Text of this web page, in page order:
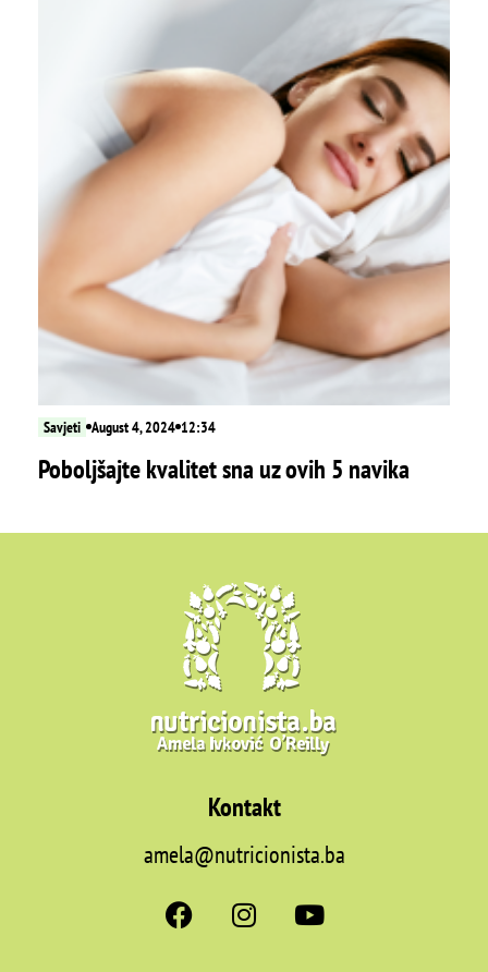
Savjeti August 4, 2024 12:34
Poboljšajte kvalitet sna uz ovih 5 navika
Kontakt
amela@nutricionista.ba